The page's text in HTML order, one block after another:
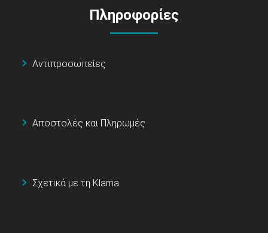
Πληροφορίες
Αντιπροσωπείες
Αποστολές και Πληρωμές
Σχετικά με τη Klarna